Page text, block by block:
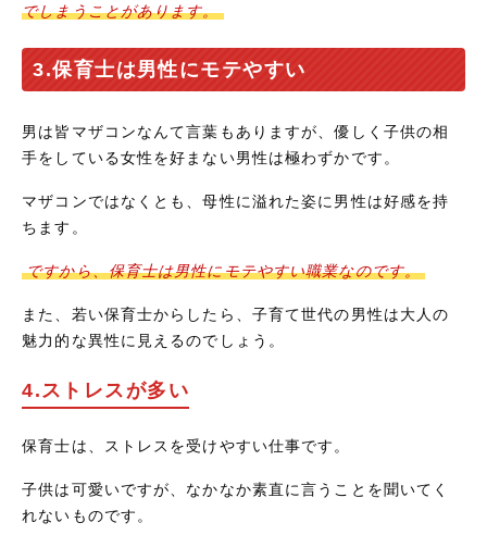
でしまうことがあります。
3.保育士は男性にモテやすい
男は皆マザコンなんて言葉もありますが、優しく子供の相
手をしている女性を好まない男性は極わずかです。
マザコンではなくとも、母性に溢れた姿に男性は好感を持
ちます。
ですから、保育士は男性にモテやすい職業なのです。
また、若い保育士からしたら、子育て世代の男性は大人の
魅力的な異性に見えるのでしょう。
4.ストレスが多い
保育士は、ストレスを受けやすい仕事です。
子供は可愛いですが、なかなか素直に言うことを聞いてく
れないものです。